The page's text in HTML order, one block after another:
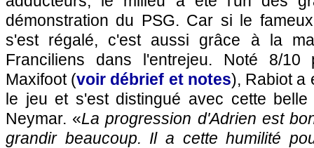
démonstration du PSG. Car si le
s'est régalé, c'est aussi grâce à la
Franciliens dans l'entrejeu. Noté 8/
Maxifoot (voir débrief et notes), Rabiot a
le jeu et s'est distingué avec cette
Neymar. «La progression d'Adrien est
grandir beaucoup. Il a cette humilité